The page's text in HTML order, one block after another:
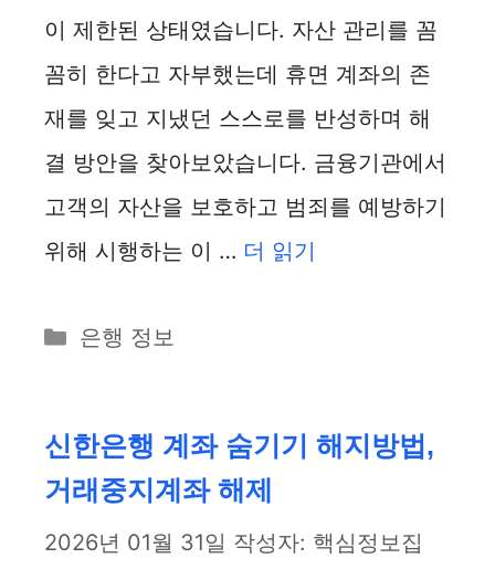
이 제한된 상태였습니다. 자산 관리를 꼼
꼼히 한다고 자부했는데 휴면 계좌의 존
재를 잊고 지냈던 스스로를 반성하며 해
결 방안을 찾아보았습니다. 금융기관에서
고객의 자산을 보호하고 범죄를 예방하기
위해 시행하는 이 … 더 읽기
카
리
은행 정보
신한은행 계좌 숨기기 해지방법,
거래중지계좌 해제
2026년 01월 31일 작성자: 핵심정보집